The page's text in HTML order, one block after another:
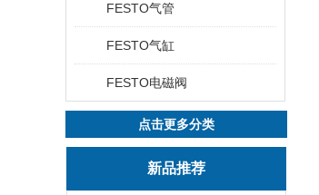
FESTO气管
FESTO气缸
FESTO电磁阀
点击更多分类
新品推荐